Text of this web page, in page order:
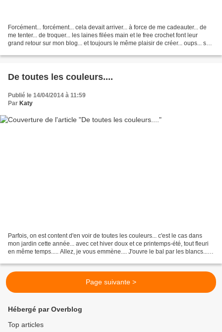
Forcément... forcément... cela devait arriver... à force de me cadeauter... de
me tenter... de troquer... les laines filées main et le free crochet font leur
grand retour sur mon blog... et toujours le même plaisir de créer... oups... suis
De toutes les couleurs....
Publié le 14/04/2014 à 11:59
Par Katy
Parfois, on est content d'en voir de toutes les couleurs... c'est le cas dans
mon jardin cette année... avec cet hiver doux et ce printemps-été, tout fleuri
en même temps..... Allez, je vous emmène.... J'ouvre le bal par les blancs...
Page suivante >
Hébergé par Overblog
Top articles